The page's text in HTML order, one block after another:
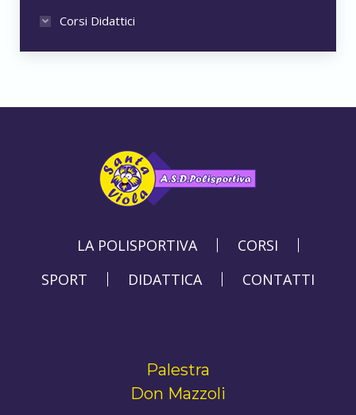
Corsi Didattici
LA POLISPORTIVA
CORSI
SPORT
DIDATTICA CONTATTI
Palestra
Don Mazzoli